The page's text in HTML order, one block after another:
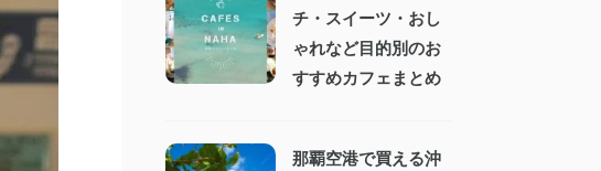
チ・スイーツ・おし
ゃれなど目的別のお
すすめカフェまとめ
那覇空港で買える沖